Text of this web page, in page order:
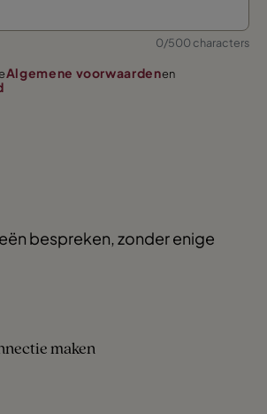
0/500 characters
Algemene voorwaardenen
bespreken, zonder enige
maken